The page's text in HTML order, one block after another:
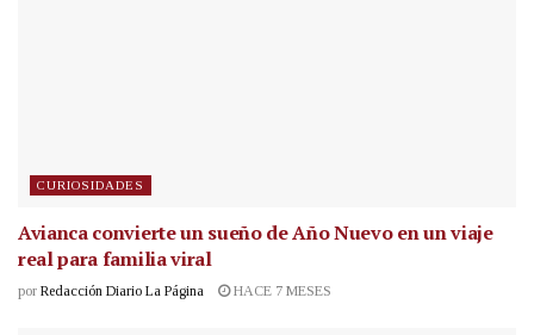
CURIOSIDADES
Avianca convierte un sueño de Año Nuevo en un viaje
real para familia viral
por Redacción Diario La Página HACE 7 MESES